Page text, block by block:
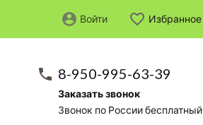
8-950-995-63-39
Заказать звонок
Звонок по России бесплатный
Войти Избранное